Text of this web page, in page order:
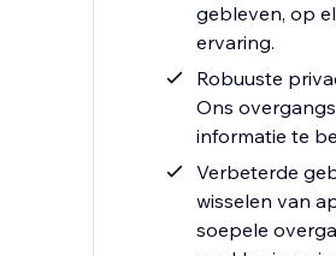
gebleven, op
ervaring.
Robuuste
Ons
informatie te
Verbeterde
wisselen van
soepele